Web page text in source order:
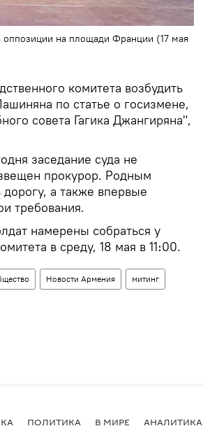
на площади Франции (17 мая
комитета возбудить
по статье о госизмене,
совета Гагика Джангиряна",
заседание суда не
прокурор. Родным
а также впервые
требования.
намерены собраться у
в среду, 18 мая в 11։00.
Новости Армения митинг
ПОЛИТИКА В МИРЕ АНАЛИТИКА